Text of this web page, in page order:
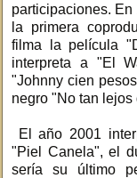
participaciones.
la primera
filma la película
interpreta a "El
"Johnny cien
negro "No tan lejos
El año 2001
"Piel Canela", el
sería su último